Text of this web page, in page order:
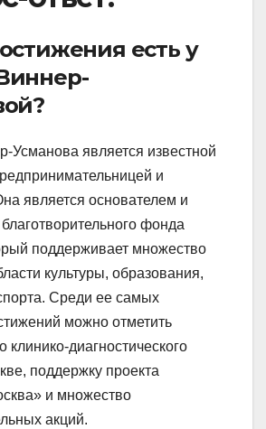
есть у
Усманова является известной
и
является основателем и
фонда
поддерживает множество
культуры, образования,
Среди ее самых
можно отметить
клинико-диагностического
поддержку проекта
и множество
акций.